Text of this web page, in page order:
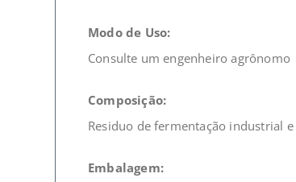
Modo de Uso:
Consulte um engenheiro agrônomo
Composição:
Residuo de fermentação industrial
Embalagem: